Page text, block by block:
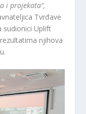
i projekata“,
Tvrđave
sudionici Uplift
njihova